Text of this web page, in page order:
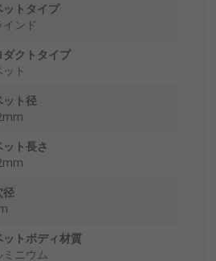
ットタイプ
インド
ダクトタイプ
ット
ット径
ット長さ
径
ットボディ材質
ミニウム